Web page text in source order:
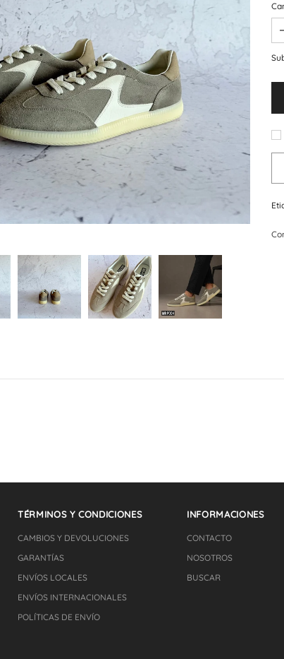
TÉRMINOS Y CONDICIONES
CAMBIOS Y DEVOLUCIONES
GARANTÍAS
ENVÍOS LOCALES
ENVÍOS INTERNACIONALES
POLÍTICAS DE ENVÍO
INFORMACIONES
CONTACTO
NOSOTROS
BUSCAR